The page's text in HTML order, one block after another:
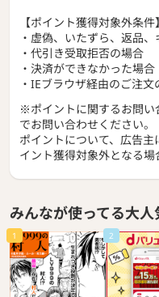
【ポイント獲得対象外条件】
・虚偽、いたずら、返品
・代引き受取拒否の場合
・決済ができなかった場合
・IEブラウザ経由のご注文
※ポイントに関するお問い
でお問い合わせください。
ポイントについて、広告
イント獲得対象外となる場
みんなが使ってる大人
1 2